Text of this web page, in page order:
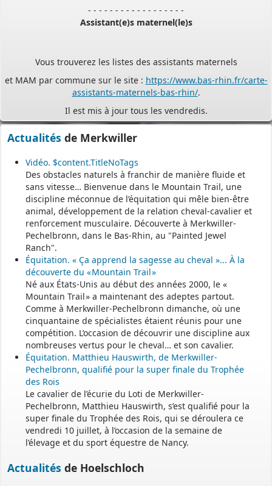
et MAM par commune sur le site :https://www.bas-rhin.fr/carte-
assistants-maternels-bas-rhin/ .
Il est mis à jour tous les vendredis.
https://monenfant.fr/de la CAF présente les disponibilités
des assistants maternels.
Permanence mairie
Le secrétariat est fermé le samedi matin.
Une permanence est assurée par le maire, sur rendez-vous.
Actualités de Merkwiller
Vidéo. $content.TitleNoTags
Des obstacles naturels à franchir de manière fluide et
sans vitesse… Bienvenue dans le Mountain Trail, une
discipline méconnue de l’équitation qui mêle bien-être
animal, développement de la relation cheval-cavalier et
renforcement musculaire. Découverte à Merkwiller-
Pechelbronn, dans le Bas-Rhin, au "Painted Jewel
Ranch".
Équitation. « Ça apprend la sagesse au cheval »... À la
découverte du « Mountain Trail »
Né aux États-Unis au début des années 2000, le «
Mountain Trail » a maintenant des adeptes partout.
Comme à Merkwiller-Pechelbronn dimanche, où une
cinquantaine de spécialistes étaient réunis pour une
compétition. L’occasion de découvrir une discipline aux
nombreuses vertus pour le cheval… et son cavalier.
Équitation. Matthieu Hauswirth, de Merkwiller-
Pechelbronn, qualifié pour la super finale du Trophée
des Rois
Le cavalier de l’écurie du Loti de Merkwiller-
Pechelbronn, Matthieu Hauswirth, s’est qualifié pour la
super finale du Trophée des Rois, qui se déroulera ce
vendredi 10 juillet, à l’occasion de la semaine de
l’élevage et du sport équestre de Nancy.
Actualités de Hoelschloch